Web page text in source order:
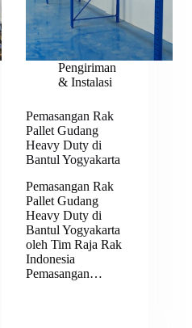
Pengiriman
& Instalasi
Pemasangan Rak
Pallet Gudang
Heavy Duty di
Bantul Yogyakarta
Pemasangan Rak
Pallet Gudang
Heavy Duty di
Bantul Yogyakarta
oleh Tim Raja Rak
Indonesia
Pemasangan…